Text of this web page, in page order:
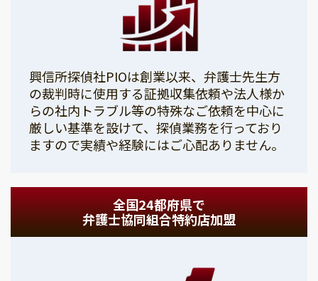
興信所探偵社PIOは創業以来、弁護士先生方
の裁判時に使用する証拠収集依頼や法人様か
らの社内トラブル等の特殊なご依頼を中心に
厳しい基準を設けて、探偵業務を行っており
ますので実績や経験にはご心配ありません。
全国24都府県で
弁護士協同組合特約店加盟